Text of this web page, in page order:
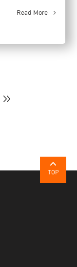
Read More
TOP